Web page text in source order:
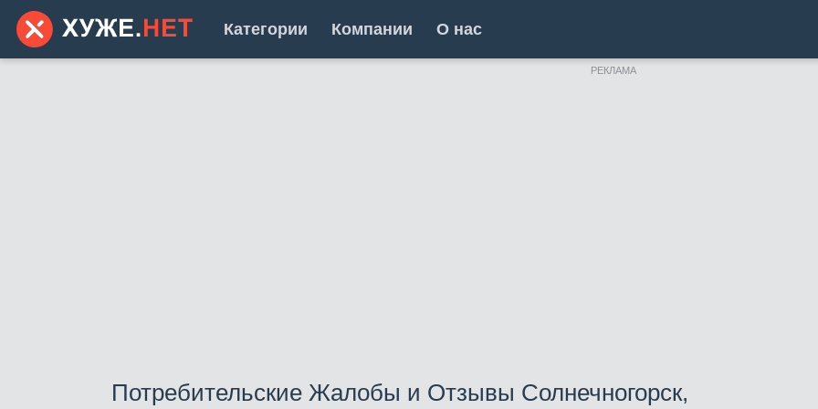
Категории Компании О нас
РЕКЛАМА
Потребительские Жалобы и Отзывы Солнечногорск,